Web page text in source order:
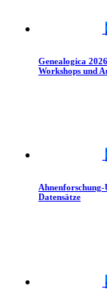
Genealogica
Workshops und
Datensätze